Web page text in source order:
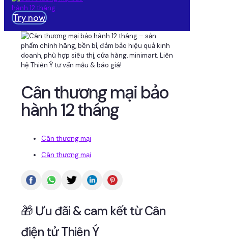
Try now
Cân thương mại bảo
hành 12 tháng
Cân thương mại
Cân thương mại
🎁 Ưu đãi & cam kết từ Cân
điện tử Thiên Ý